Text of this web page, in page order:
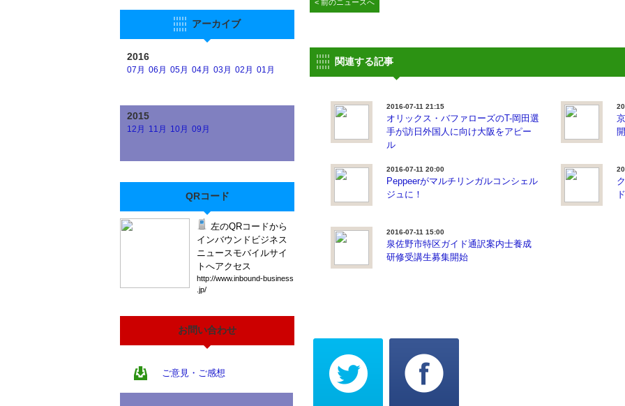
アーカイブ
2016
07月 06月 05月 04月 03月 02月 01月
2015
12月 11月 10月 09月
QRコード
左のQRコードから
インバウンドビジネス
ニュースモバイルサイ
トへアクセス
http://www.inbound-business
.jp/
お問い合わせ
ご意見・ご感想
< 前のニュースへ
関連する記事
2016-07-11 21:15
オリックス・バファローズのT-岡田選
手が訪日外国人に向け大阪をアピー
ル
2016-07-11 20:00
Peppeerがマルチリンガルコンシェル
ジュに！
2016-07-11 15:00
泉佐野市特区ガイド通訳案内士養成
研修受講生募集開始